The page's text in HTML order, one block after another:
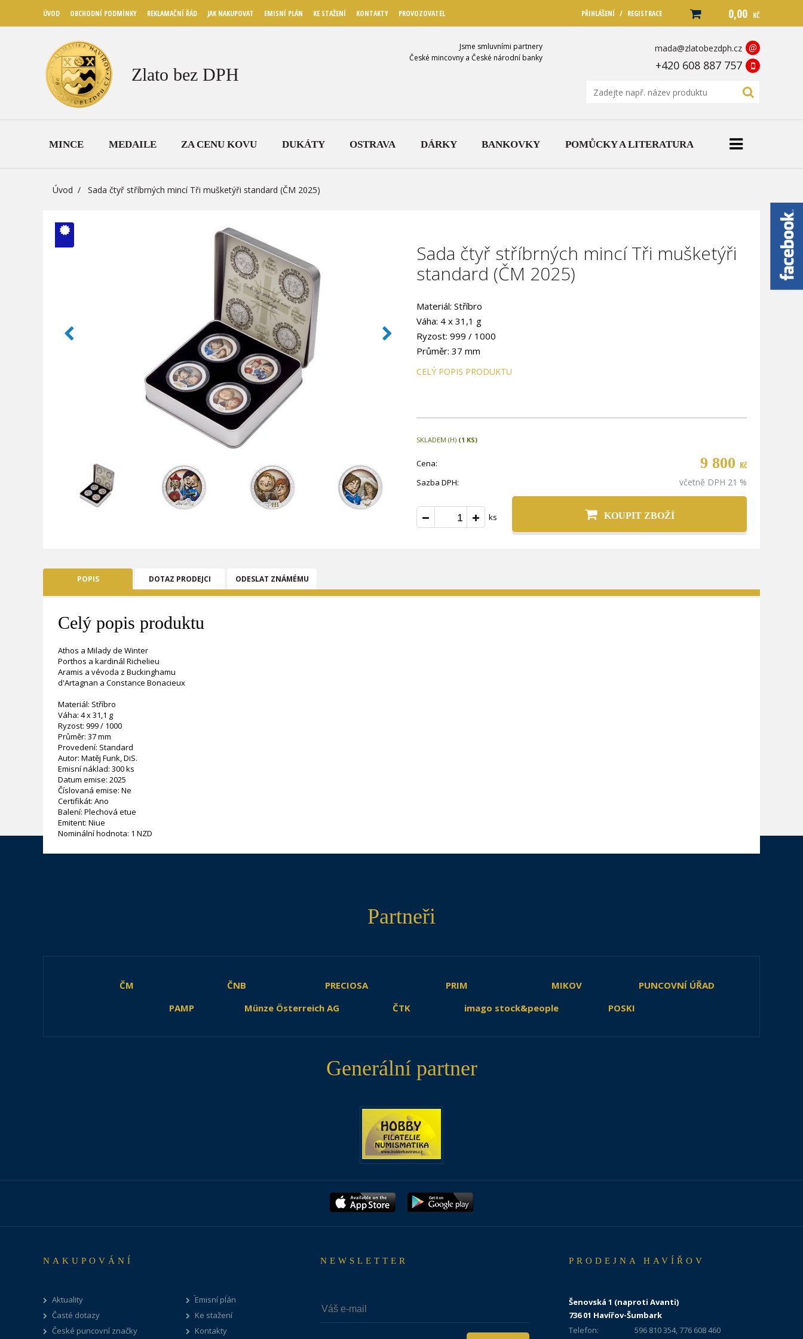
ÚVOD OBCHODNÍ PODMÍNKY REKLAMAČNÍ ŘÁD JAK NAKUPOVAT EMISNÍ PLÁN KE STAŽENÍ KONTAKTY PROVOZOVATEL PŘIHLÁŠENÍ / REGISTRACE 0,00 KČ
Zlato bez DPH
Jsme smluvními partnery
České mincovny a České národní banky
mada@zlatobezdph.cz @
+420 608 887 757
MINCE MEDAILE ZA CENU KOVU DUKÁTY OSTRAVA DÁRKY BANKOVKY POMŮCKY A LITERATURA
Úvod Sada čtyř stříbrných mincí Tři mušketýři standard (ČM 2025)
Sada čtyř stříbrných mincí Tři mušketýři
standard (ČM 2025)
Materiál: Stříbro
Váha: 4 x 31,1 g
Ryzost: 999 / 1000
Průměr: 37 mm
Provedení: Standard
CELÝ POPIS PRODUKTU
V ČM zcela
SKLADEM (H) (1 KS)
Cena: 9 800 Kč
Sazba DPH: včetně DPH 21 %
ks KOUPIT ZBOŽÍ
POPIS DOTAZ PRODEJCI ODESLAT ZNÁMÉMU
Celý popis produktu
Athos a Milady de Winter
Porthos a kardinál Richelieu
Aramis a vévoda z Buckinghamu
d'Artagnan a Constance Bonacieux
Materiál: Stříbro
Váha: 4 x 31,1 g
Ryzost: 999 / 1000
Průměr: 37 mm
Provedení: Standard
Autor: Matěj Funk, DiS.
Emisní náklad: 300 ks
Datum emise: 2025
Číslovaná emise: Ne
Certifikát: Ano
Balení: Plechová etue
Emitent: Niue
Nominální hodnota: 1 NZD
Partneři
ČM ČNB PRECIOSA PRIM MIKOV
PUNCOVNÍ ÚŘAD
PAMP
Münze Österreich AG ČTK imago stock&people POSKI
Generální partner
NAKUPOVÁNÍ
Aktuality
Časté dotazy
České puncovní značky
Emisní plán
Ke stažení
Kontakty
NEWSLETTER PRODEJNA HAVÍŘOV
Šenovská 1 (naproti Avanti)
736 01 Havířov-Šumbark
Telefon:
596 810 354, 776 608 460